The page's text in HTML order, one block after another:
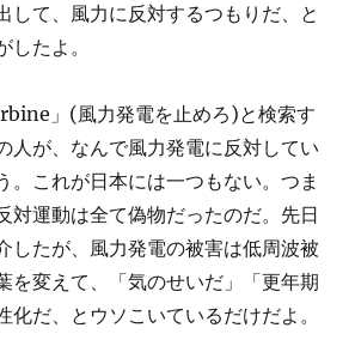
して、風力に反対するつもりだ、と
したよ。
」(風力発電を止めろ)と検索す
人が、なんで風力発電に反対してい
。これが日本には一つもない。つま
対運動は全て偽物だったのだ。先日
したが、風力発電の被害は低周波被
を変えて、「気のせいだ」「更年期
化だ、とウソこいているだけだよ。